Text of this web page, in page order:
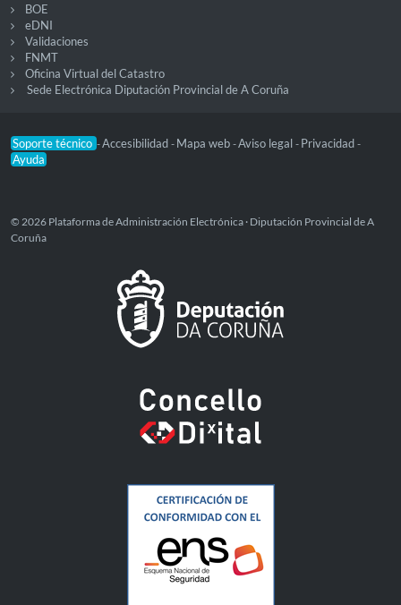
BOE
eDNI
Validaciones
FNMT
Oficina Virtual del Catastro
Sede Electrónica Diputación Provincial de A Coruña
Soporte técnico -Accesibilidad - Mapa web -Aviso legal - Privacidad -
Ayuda
© 2026 Plataforma de Administración Electrónica · Diputación Provincial de A
Coruña